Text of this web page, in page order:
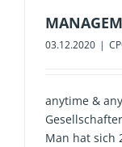
03.12.2020 |
anytime &
Man hat sich